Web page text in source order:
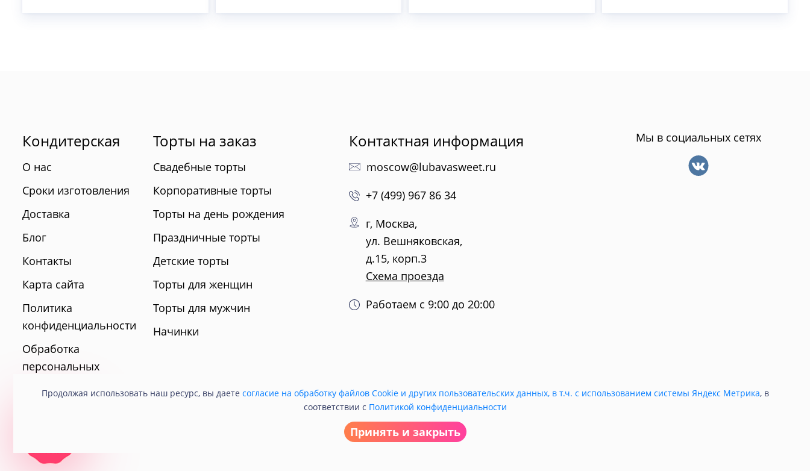
Кондитерская
О нас
Сроки изготовления
Доставка
Блог
Контакты
Карта сайта
Политика
конфиденциальности
Обработка
персональных
Торты на заказ
Свадебные торты
Корпоративные торты
Торты на день рождения
Праздничные торты
Детские торты
Торты для женщин
Торты для мужчин
Начинки
Контактная информация
moscow@lubavasweet.ru
+7 (499) 967 86 34
г, Москва,
ул. Вешняковская,
д.15, корп.3
Схема проезда
Работаем с 9:00 до 20:00
Мы в социальных сетях
Продолжая использовать наш ресурс, вы даете согласие на обработку файлов Cookie и других пользовательских данных, в т.ч. с использованием системы Яндекс Метрика, в
соответствии с Политикой конфиденциальности
Принять и закрыть